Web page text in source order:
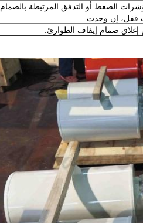
الضغط أو التدفق المرتبطة بالصمام.
قفل، إن وجدت.
صمام إيقاف الطوارئ.